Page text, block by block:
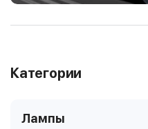
Категории
Лампы